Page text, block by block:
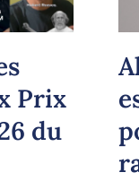
Prix
du